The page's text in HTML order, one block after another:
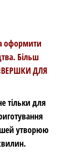
оформити
Більш
ДЛЯ
тільки для
утворюю